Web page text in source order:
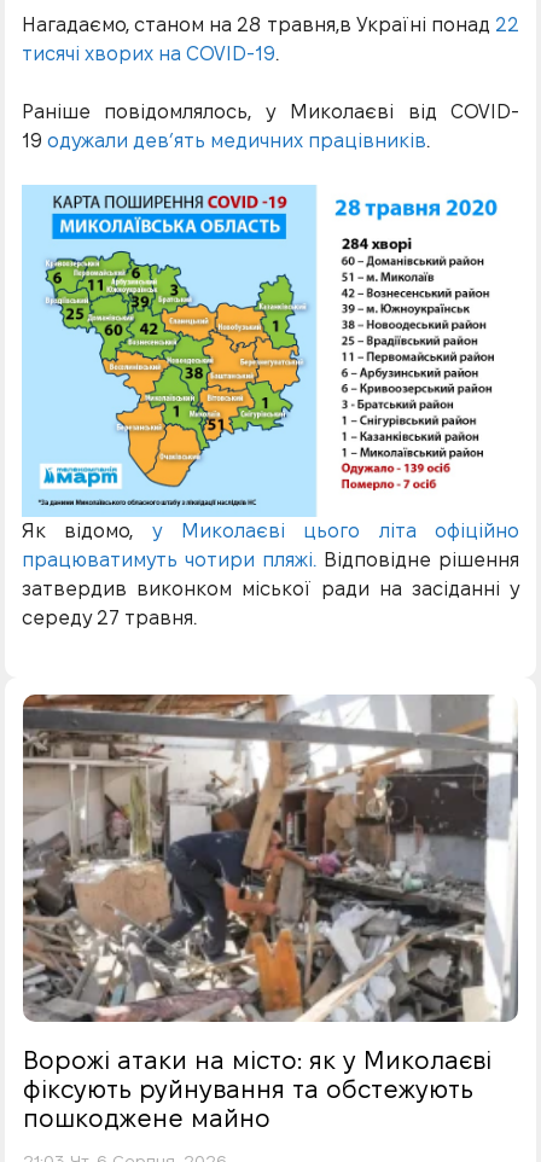
Нагадаємо, станом на 28 травня,в Україні понад 22
тисячі хворих на COVID-19.
Раніше повідомлялось, у Миколаєві від COVID-
19 одужали дев’ять медичних працівників.
Як відомо, у Миколаєві цього літа офіційно
працюватимуть чотири пляжі. Відповідне рішення
затвердив виконком міської ради на засіданні у
середу 27 травня.
Ворожі атаки на місто: як у Миколаєві
фіксують руйнування та обстежують
пошкоджене майно